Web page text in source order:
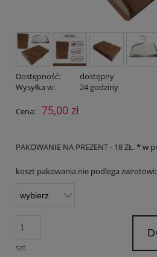
Dostępność:
dostępny
Wysyłka w:
24 godziny
Cena: 75,00 zł
PAKOWANIE NA PREZENT - 18 ZŁ. *
koszt pakowania nie podlega zwrotowi:
szt.